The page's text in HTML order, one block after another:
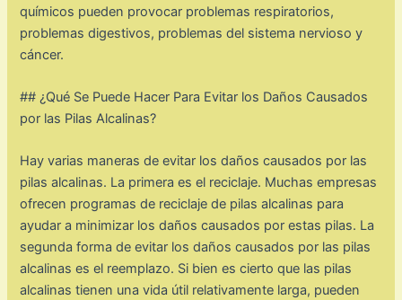
químicos pueden provocar problemas respiratorios,
problemas digestivos, problemas del sistema nervioso y
cáncer.
## ¿Qué Se Puede Hacer Para Evitar los Daños Causados
por las Pilas Alcalinas?
Hay varias maneras de evitar los daños causados por las
pilas alcalinas. La primera es el reciclaje. Muchas empresas
ofrecen programas de reciclaje de pilas alcalinas para
ayudar a minimizar los daños causados por estas pilas. La
segunda forma de evitar los daños causados por las pilas
alcalinas es el reemplazo. Si bien es cierto que las pilas
alcalinas tienen una vida útil relativamente larga, pueden